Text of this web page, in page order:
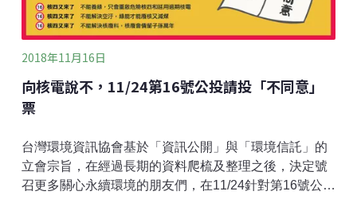
2018年11月16日
向核電說不，11/24第16號公投請投「不同意」
票
台灣環境資訊協會基於「資訊公開」與「環境信託」的
立會宗旨，在經過長期的資料爬梳及整理之後，決定號
召更多關心永續環境的朋友們，在11/24針對第16號公